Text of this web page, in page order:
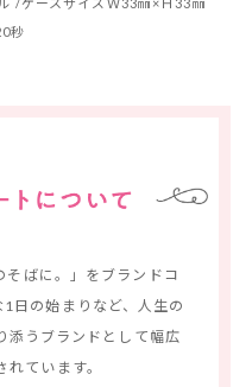
秒
ばに。」をブランドコ
1日の始まりなど、人生の
添うブランドとして 幅広
ています。